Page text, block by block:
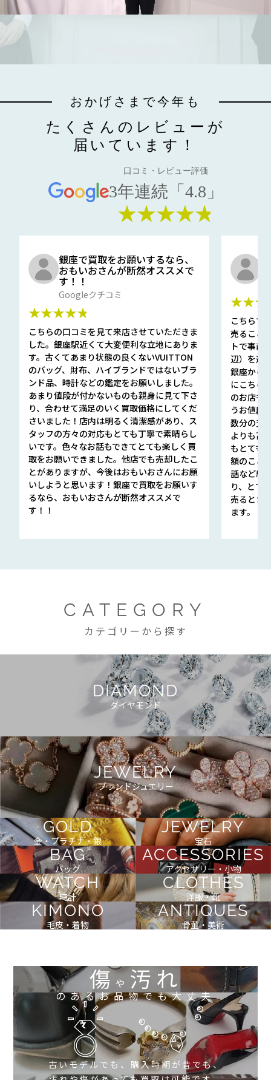
おかげさまで今年も
たくさんのレビューが
届いています！
口コミ・レビュー評価
3年連続「4.8」
★★★★★
銀座で買取をお願いするなら、
おもいおさんが断然オススメで
す！！
Googleクチコミ
★★★★★
こちらの口コミを見て来店させていただきま
した。銀座駅近くて大変便利な立地にありま
す。古くてあまり状態の良くないVUITTON
のバッグ、財布、ハイブランドではないブラ
ンド品、時計などの鑑定をお願いしました。
あまり値段が付かないものも親身に見て下さ
り、合わせて満足のいく買取価格にしてくだ
さいました！店内は明るく清潔感があり、ス
タッフの方々の対応もとても丁寧で素晴らし
いです。色々なお話もできてとても楽しく買
取をお願いできました。他店でも売却したこ
とがありますが、今後はおもいおさんにお願
いしようと思います！銀座で買取をお願いす
るなら、おもいおさんが断然オススメで
す！！
こちらで
売ること
トで事前
辺）を選
銀座から
にこちら
のお店も
うお値段
数分の査
よりも高
もとても
額のこと
話など細
り、とて
売るとき
ます。
CATEGORY
カテゴリーから探す
DIAMOND
ダイヤモンド
JEWELRY
ブランドジュエリー
GOLD
金・プラチナ・銀
JEWELRY
宝石
BAG
バッグ
ACCESSORIES
アクセサリー・小物
WATCH
時計
CLOTHES
洋服・靴
KIMONO
毛皮・着物
ANTIQUES
骨董・美術
傷や 汚れ
のあるお品物でも大丈夫
古いモデルでも、購入時期が昔でも、